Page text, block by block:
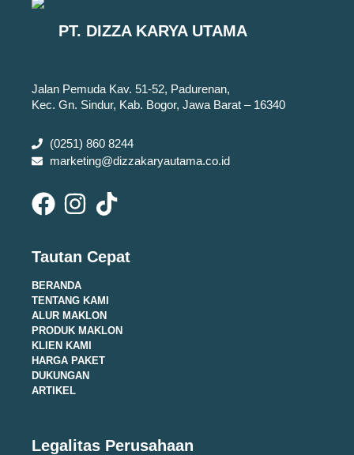
PT. DIZZA KARYA UTAMA
Jalan Pemuda Kav. 51-52, Padurenan,
Kec. Gn. Sindur, Kab. Bogor, Jawa Barat – 16340
(0251) 860 8244
marketing@dizzakaryautama.co.id
Tautan Cepat
BERANDA
TENTANG KAMI
ALUR MAKLON
PRODUK MAKLON
KLIEN KAMI
HARGA PAKET
DUKUNGAN
ARTIKEL
Legalitas Perusahaan